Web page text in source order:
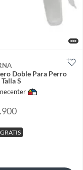
Doble Para Perro
S